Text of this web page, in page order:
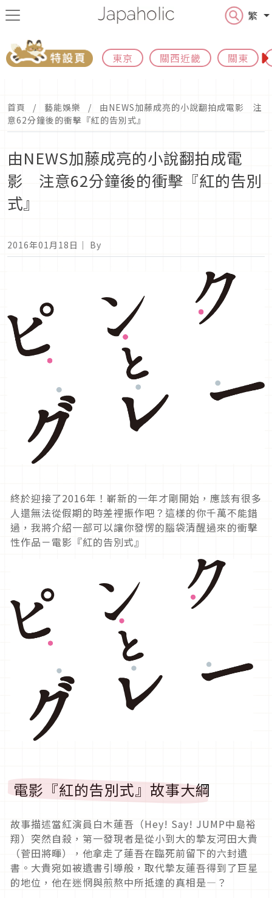
繁
東京 關西近畿 關東
首頁 藝能娛樂
由NEWS加藤成亮的小說翻拍成電影 注
意62分鐘後的衝擊『紅的告別式』
由NEWS加藤成亮的小說翻拍成電
影 注意62分鐘後的衝擊『紅的告別
式』
2016年01月18日 ｜ By
終於迎接了2016年！嶄新的一年才剛開始，應該有很多
人還無法從假期的時差裡振作吧？這樣的你千萬不能錯
過，我將介紹一部可以讓你發愣的腦袋清醒過來的衝擊
性作品－電影『紅的告別式』
電影『紅的告別式』故事大綱
故事描述當紅演員白木蓮吾（Hey! Say! JUMP中島裕
翔）突然自殺，第一發現者是從小到大的摯友河田大貴
（菅田將暉），他拿走了蓮吾在臨死前留下的六封遺
書。大貴宛如被遺書引導般，取代摯友蓮吾得到了巨星
的地位，他在迷惘與煎熬中所抵達的真相是―？